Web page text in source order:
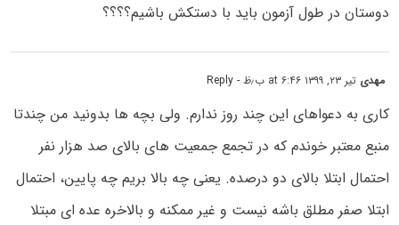
دوستان در طول آزمون باید با دستکش باشیم؟؟؟؟
مهدی تیر ۲۳, ۱۳۹۹ at ۶:۴۶ ب٫ظ - Reply
کاری به دعواهای این چند روز ندارم. ولی بچه ها بدونید من چندتا
منبع معتبر خوندم که در تجمع جمعیت های بالای صد هزار نفر
احتمال ابتلا بالای دو درصده. یعنی چه بالا بریم چه پایین، احتمال
ابتلا صفر مطلق باشه نیست و غیر ممکنه و بالاخره عده ای مبتلا